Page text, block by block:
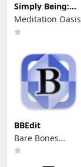
Simply Being:
Meditación y
Relajación
Meditation Oasis
BBEdit
Bare Bones
Software, Inc.